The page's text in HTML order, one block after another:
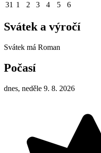
31 1 2 3 4 5 6
Svátek a výročí
Svátek má Roman
Počasí
dnes, neděle 9. 8. 2026